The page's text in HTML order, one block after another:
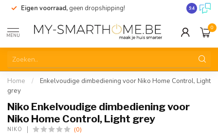
Eigen voorraad, geen dropshipping! 9.4
MENU
0
Home /
Enkelvoudige dimbediening voor Niko Home Control, Light
grey
Niko Enkelvoudige dimbediening voor
Niko Home Control, Light grey
NIKO (0)